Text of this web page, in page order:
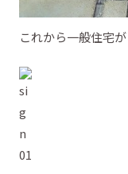
これから一般住宅